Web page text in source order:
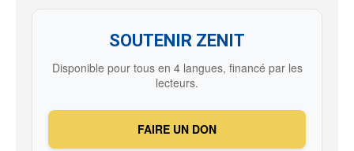
SOUTENIR ZENIT
Disponible pour tous en 4 langues, financé par les
lecteurs.
FAIRE UN DON